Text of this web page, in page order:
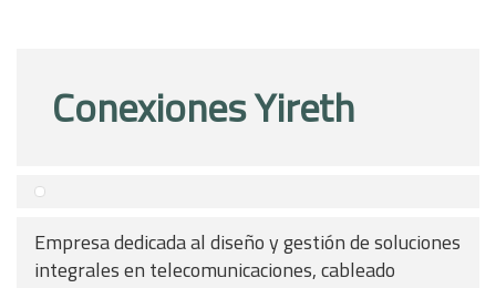
Conexiones Yireth
Empresa dedicada al diseño y gestión de soluciones
integrales en telecomunicaciones, cableado